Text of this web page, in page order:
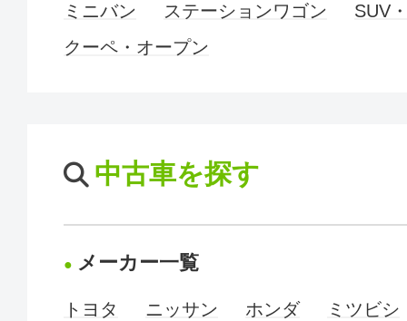
ミニバン
ステーションワゴン
SUV
クーペ・オープン
中古車を探す
メーカー一覧
トヨタ ニッサン ホンダ
ミツビシ